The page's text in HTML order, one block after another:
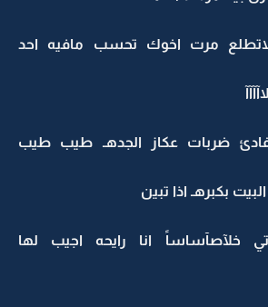
مرت اخوك تحسب مافيه احد
ضربات عكاز الجدهـ طيب طيب
بكبرهـ اذا تبين
خلآصآساساً انا رايحه اجيب لها